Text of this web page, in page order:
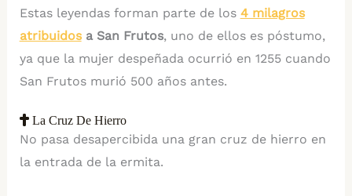
Estas leyendas forman parte de los 4 milagros
atribuidosa San Frutos, uno de ellos es póstumo,
ya que la mujer despeñada ocurrió en 1255 cuando
San Frutos murió 500 años antes.
La Cruz De Hierro
No pasa desapercibida una gran cruz de hierro en
la entrada de la ermita.